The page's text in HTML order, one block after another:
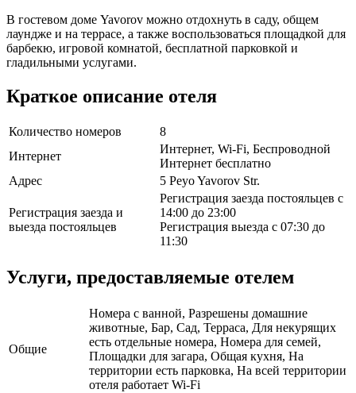
В гостевом доме Yavorov можно отдохнуть в саду, общем
лаундже и на террасе, а также воспользоваться площадкой для
барбекю, игровой комнатой, бесплатной парковкой и
гладильными услугами.
Краткое описание отеля
Количество номеров
8
Интернет
Интернет, Wi-Fi, Беспроводной
Интернет бесплатно
Адрес
5 Peyo Yavorov Str.
Регистрация заезда и
выезда постояльцев
Регистрация заезда постояльцев с
14:00 до 23:00
Регистрация выезда с 07:30 до
11:30
Услуги, предоставляемые отелем
Общие
Номера с ванной, Разрешены домашние
животные, Бар, Сад, Терраса, Для некурящих
есть отдельные номера, Номера для семей,
Площадки для загара, Общая кухня, На
территории есть парковка, На всей территории
отеля работает Wi-Fi